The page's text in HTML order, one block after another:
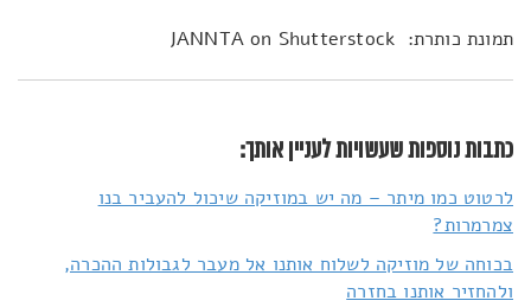
תמונת כותרת: JANNTA on Shutterstock
כתבות נוספות שעשויות לעניין אותך:
לרטוט כמו מיתר – מה יש במוזיקה שיכול להעביר בנו
צמרמרות?
בכוחה של מוזיקה לשלוח אותנו אל מעבר לגבולות ההכרה,
ולהחזיר אותנו בחזרה